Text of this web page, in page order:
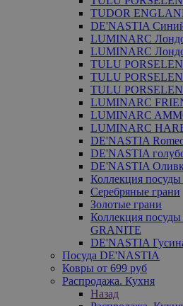
TUDOR
DE'NASTIA
LUMINARC
LUMINARC
TULU PORSELEN
TULU
TULU
LUMINARC
LUMINARC
LUMINARC
DE'NASTIA
DE'NASTIA
DE'NASTIA
Коллекция
Серебряные грани
Золотые грани
Коллекция
GRANITE
DE'NASTIA
Посуда DE'NASTIA
Ковры от 699 руб
Распродажа. Кухня
Назад